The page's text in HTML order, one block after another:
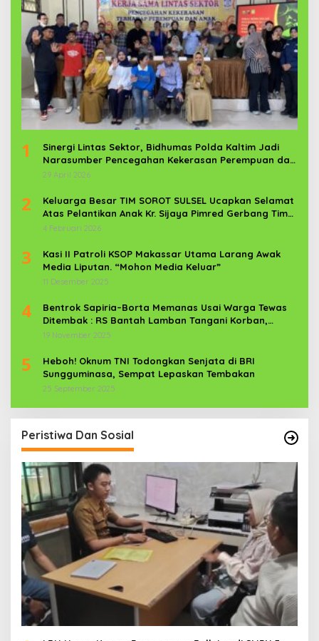
1
Sinergi Lintas Sektor, Bidhumas Polda Kaltim Jadi
Narasumber Pencegahan Kekerasan Perempuan dan
Anak
29 April 2026
2
Keluarga Besar TIM SOROT SULSEL Ucapkan Selamat
Atas Pelantikan Anak Kr. Sijaya Pimred Gerbang Timur
News Com Sebagai Prajurit TNI
4 Februari 2026
3
Kasi II Patroli KSOP Makassar Utama Larang Awak
Media Liputan. “Mohon Media Keluar”
11 Desember 2025
4
Bentrok Sapiria–Borta Memanas Usai Warga Tewas
Ditembak : RS Bantah Lamban Tangani Korban,
Aparat TNI-POLRI Dikerahkan
19 November 2025
5
Heboh! Oknum TNI Todongkan Senjata di BRI
Sungguminasa, Sempat Lepaskan Tembakan
25 September 2025
Peristiwa Dan Sosial